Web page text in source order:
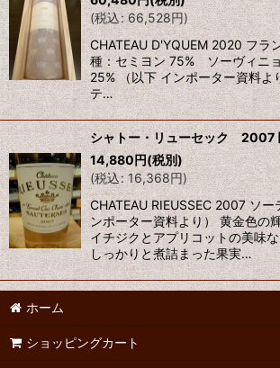
絞り込む
(税込: 66,528円)
CHATEAU D'YQUEM 2020 フラ
種：セミヨン 75% ソーヴィニ
25% （以下 インポーター資料よ
テ…
シャトー・リューセック 2007
14,880円(税別)
(税込: 16,368円)
CHATEAU RIEUSSEC 2007 ソー
ンポーター資料より） 黄金色の
イチジクとアプリコットの美味
しっかりと煮詰まった果実…
ホーム
ショッピングカート